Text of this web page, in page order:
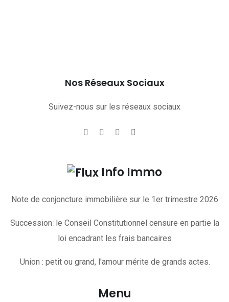
Nos Réseaux Sociaux
Suivez-nous sur les réseaux sociaux
Info Immo
Note de conjoncture immobilière sur le 1er trimestre 2026
Succession : le Conseil Constitutionnel censure en partie la
loi encadrant les frais bancaires
Union : petit ou grand, l'amour mérite de grands actes.
Menu